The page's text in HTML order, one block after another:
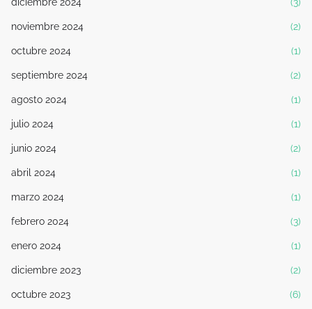
noviembre 2024 (2)
octubre 2024 (1)
septiembre 2024 (2)
agosto 2024 (1)
julio 2024 (1)
junio 2024 (2)
abril 2024 (1)
marzo 2024 (1)
febrero 2024 (3)
enero 2024 (1)
diciembre 2023 (2)
octubre 2023 (6)